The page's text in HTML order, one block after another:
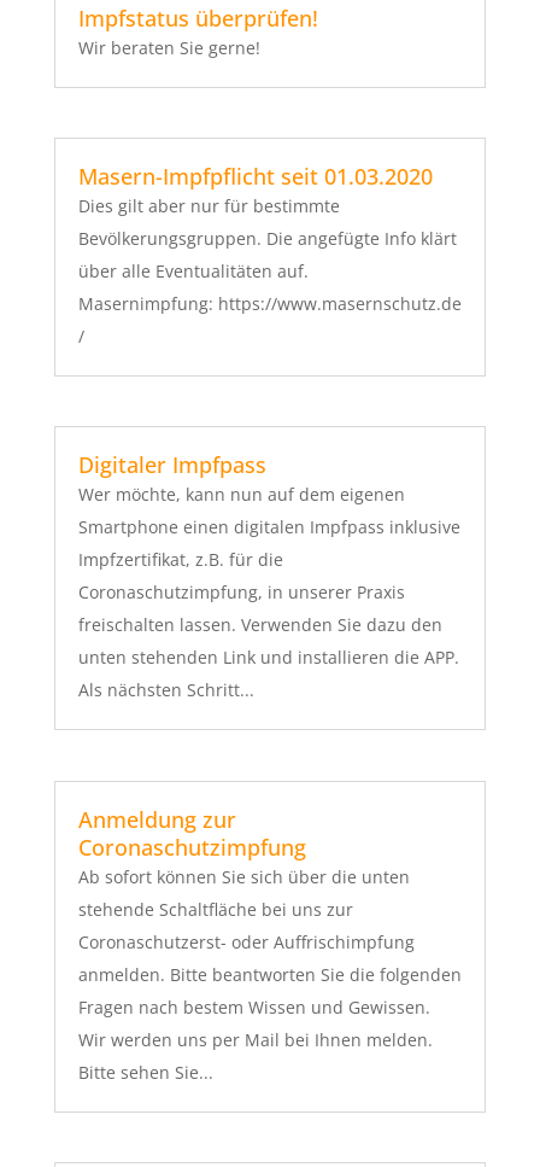
Impfstatus überprüfen!
Wir beraten Sie gerne!
Masern-Impfpflicht seit 01.03.2020
Dies gilt aber nur für bestimmte
Bevölkerungsgruppen. Die angefügte Info klärt
über alle Eventualitäten auf.
Masernimpfung: https://www.masernschutz.de
/
Digitaler Impfpass
Wer möchte, kann nun auf dem eigenen
Smartphone einen digitalen Impfpass inklusive
Impfzertifikat, z.B. für die
Coronaschutzimpfung, in unserer Praxis
freischalten lassen. Verwenden Sie dazu den
unten stehenden Link und installieren die APP.
Als nächsten Schritt...
Anmeldung zur
Coronaschutzimpfung
Ab sofort können Sie sich über die unten
stehende Schaltfläche bei uns zur
Coronaschutzerst- oder Auffrischimpfung
anmelden. Bitte beantworten Sie die folgenden
Fragen nach bestem Wissen und Gewissen.
Wir werden uns per Mail bei Ihnen melden.
Bitte sehen Sie...